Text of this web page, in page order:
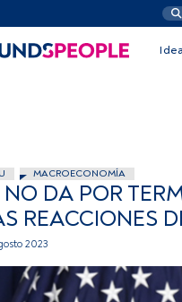
MACROECONOMÍA
NO DA POR
REACCIONES
2023